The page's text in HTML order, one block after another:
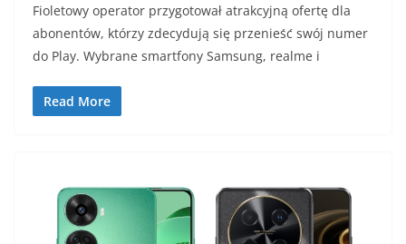
Fioletowy operator przygotował atrakcyjną ofertę dla
abonentów, którzy zdecydują się przenieść swój numer
do Play. Wybrane smartfony Samsung, realme i
Read More